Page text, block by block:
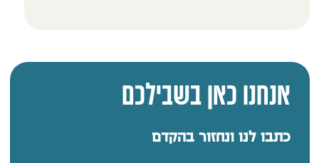
אנחנו כאן בשבילכם
כתבו לנו ונחזור בהקדם